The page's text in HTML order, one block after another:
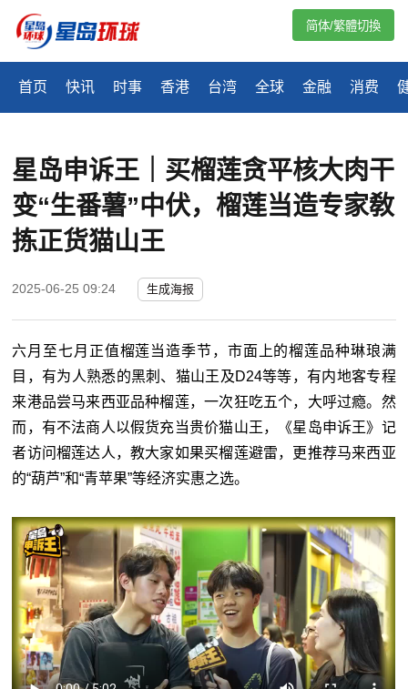
首页 快讯 时事 香港 台湾 全球 金融 消费
简体/繁體切換
星岛申诉王｜买榴莲贪平核大肉干
变“生番薯”中伏，榴莲当造专家敎
拣正货猫山王
2025-06-25 09:24 生成海报
六月至七月正值榴莲当造季节，市面上的榴莲品种琳琅满
目，有为人熟悉的黑刺、猫山王及D24等等，有内地客专程
来港品尝马来西亚品种榴莲，一次狂吃五个，大呼过瘾。然
而，有不法商人以假货充当贵价猫山王，《星岛申诉王》记
者访问榴莲达人，教大家如果买榴莲避雷，更推荐马来西亚
的“葫芦”和“青苹果”等经济实惠之选。